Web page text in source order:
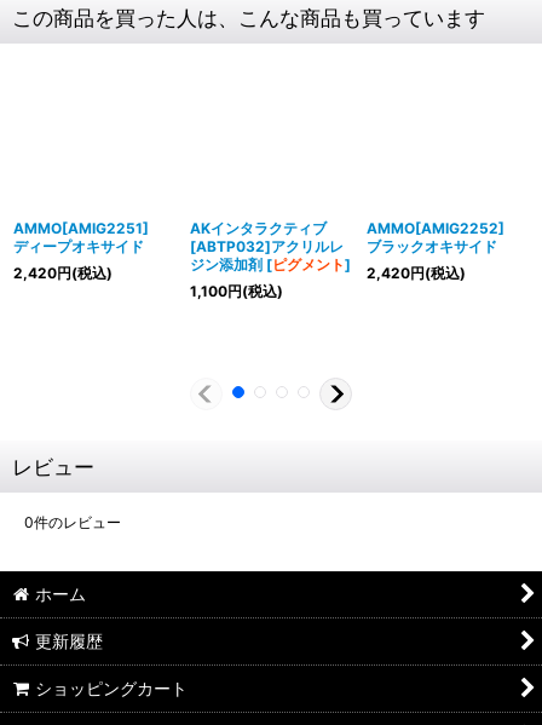
この商品を買った人は、こんな商品も買っています
AMMO[AMIG2251]
ディープオキサイド
2,420円(税込)
AKインタラクティブ
[ABTP032]アクリルレ
ジン添加剤 [ピグメント]
1,100円(税込)
AMMO[AMIG2252]
ブラックオキサイド
2,420円(税込)
レビュー
0件のレビュー
ホーム
更新履歴
ショッピングカート